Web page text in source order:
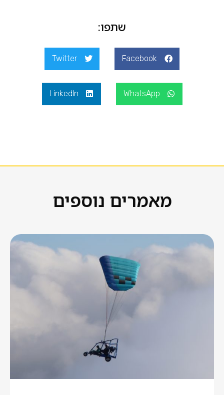
שתפו:
Facebook
Twitter
WhatsApp
LinkedIn
מאמרים נוספים